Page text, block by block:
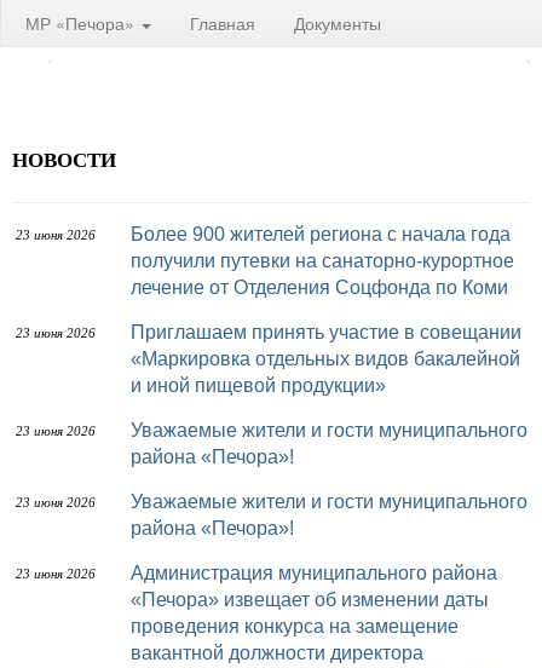
МР «Печора» Главная Документы
НОВОСТИ
23 июня 2026
Более 900 жителей региона с начала года
получили путевки на санаторно-курортное
лечение от Отделения Соцфонда по Коми
23 июня 2026
Приглашаем принять участие в совещании
«Маркировка отдельных видов бакалейной
и иной пищевой продукции»
23 июня 2026
Уважаемые жители и гости муниципального
района «Печора»!
23 июня 2026
Уважаемые жители и гости муниципального
района «Печора»!
23 июня 2026
Администрация муниципального района
«Печора» извещает об изменении даты
проведения конкурса на замещение
вакантной должности директора